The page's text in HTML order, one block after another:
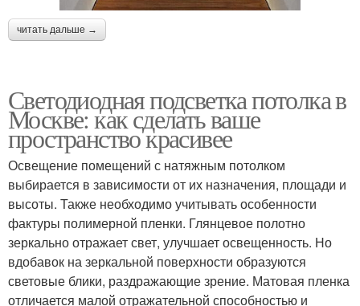
читать дальше →
Светодиодная подсветка потолка в
Москве: как сделать ваше
пространство красивее
Освещение помещений с натяжным потолком
выбирается в зависимости от их назначения, площади и
высоты. Также необходимо учитывать особенности
фактуры полимерной пленки. Глянцевое полотно
зеркально отражает свет, улучшает освещенность. Но
вдобавок на зеркальной поверхности образуются
световые блики, раздражающие зрение. Матовая пленка
отличается малой отражательной способностью и